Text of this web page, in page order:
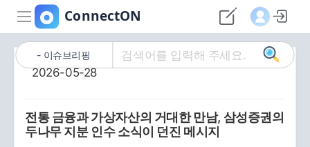
이슈브리핑
2026-05-28
전통 금융과 가상자산의 거대한 만남, 삼성증권의
두나무 지분 인수 소식이 던진 메시지